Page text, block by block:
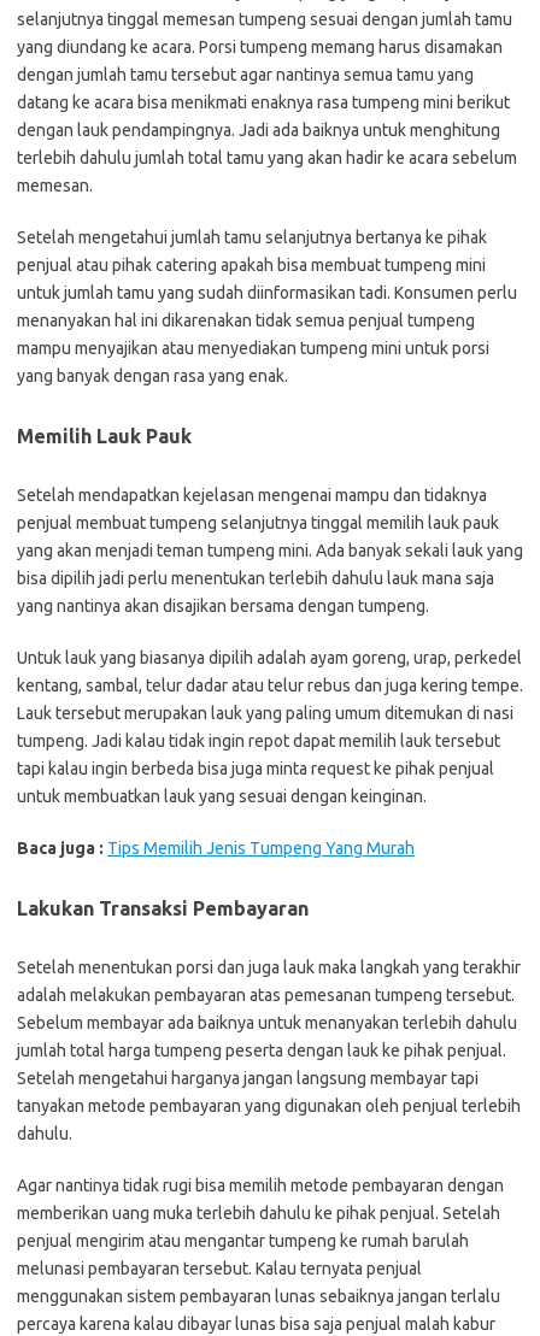
selanjutnya tinggal memesan tumpeng sesuai dengan jumlah tamu
yang diundang ke acara. Porsi tumpeng memang harus disamakan
dengan jumlah tamu tersebut agar nantinya semua tamu yang
datang ke acara bisa menikmati enaknya rasa tumpeng mini berikut
dengan lauk pendampingnya. Jadi ada baiknya untuk menghitung
terlebih dahulu jumlah total tamu yang akan hadir ke acara sebelum
memesan.
Setelah mengetahui jumlah tamu selanjutnya bertanya ke pihak
penjual atau pihak catering apakah bisa membuat tumpeng mini
untuk jumlah tamu yang sudah diinformasikan tadi. Konsumen perlu
menanyakan hal ini dikarenakan tidak semua penjual tumpeng
mampu menyajikan atau menyediakan tumpeng mini untuk porsi
yang banyak dengan rasa yang enak.
Memilih Lauk Pauk
Setelah mendapatkan kejelasan mengenai mampu dan tidaknya
penjual membuat tumpeng selanjutnya tinggal memilih lauk pauk
yang akan menjadi teman tumpeng mini. Ada banyak sekali lauk yang
bisa dipilih jadi perlu menentukan terlebih dahulu lauk mana saja
yang nantinya akan disajikan bersama dengan tumpeng.
Untuk lauk yang biasanya dipilih adalah ayam goreng, urap, perkedel
kentang, sambal, telur dadar atau telur rebus dan juga kering tempe.
Lauk tersebut merupakan lauk yang paling umum ditemukan di nasi
tumpeng. Jadi kalau tidak ingin repot dapat memilih lauk tersebut
tapi kalau ingin berbeda bisa juga minta request ke pihak penjual
untuk membuatkan lauk yang sesuai dengan keinginan.
Baca juga : Tips Memilih Jenis Tumpeng Yang Murah
Lakukan Transaksi Pembayaran
Setelah menentukan porsi dan juga lauk maka langkah yang terakhir
adalah melakukan pembayaran atas pemesanan tumpeng tersebut.
Sebelum membayar ada baiknya untuk menanyakan terlebih dahulu
jumlah total harga tumpeng peserta dengan lauk ke pihak penjual.
Setelah mengetahui harganya jangan langsung membayar tapi
tanyakan metode pembayaran yang digunakan oleh penjual terlebih
dahulu.
Agar nantinya tidak rugi bisa memilih metode pembayaran dengan
memberikan uang muka terlebih dahulu ke pihak penjual. Setelah
penjual mengirim atau mengantar tumpeng ke rumah barulah
melunasi pembayaran tersebut. Kalau ternyata penjual
menggunakan sistem pembayaran lunas sebaiknya jangan terlalu
percaya karena kalau dibayar lunas bisa saja penjual malah kabur